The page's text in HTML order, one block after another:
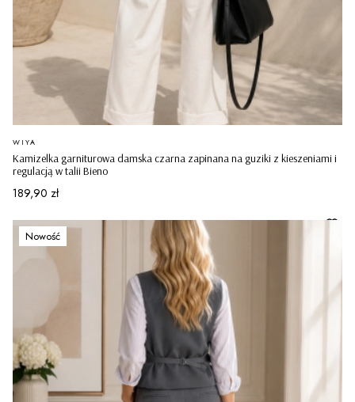
Kamizelka garniturowa damska czarna zapinana na guziki z kieszeniami i
regulacją w talii Bieno
PRODUCENT
WIYA
Cena
189,90 zł
Nowość